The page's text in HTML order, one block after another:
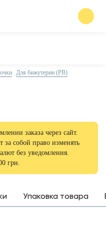
Для бижутерии (PB)
заказа через сайт.
за собой право изменять
без уведомления.
грн.
Упаковка товара